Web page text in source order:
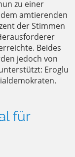
zu einer
amtierenden
der Stimmen
Beides
jedoch von
Eroglu
für